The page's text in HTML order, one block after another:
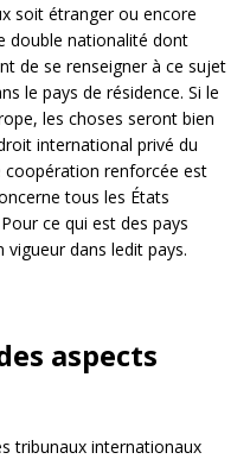
soit étranger ou encore
double nationalité dont
de se renseigner à ce sujet
le pays de résidence. Si le
les choses seront bien
international privé du
coopération renforcée est
tous les États
ce qui est des pays
dans ledit pays.
aspects
tribunaux internationaux